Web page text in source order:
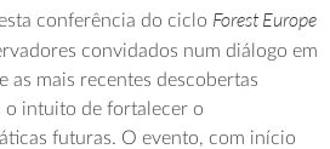
conferência do ciclo Forest Europe
convidados num diálogo em
as mais recentes descobertas
o intuito de fortalecer o
futuras. O evento, com início